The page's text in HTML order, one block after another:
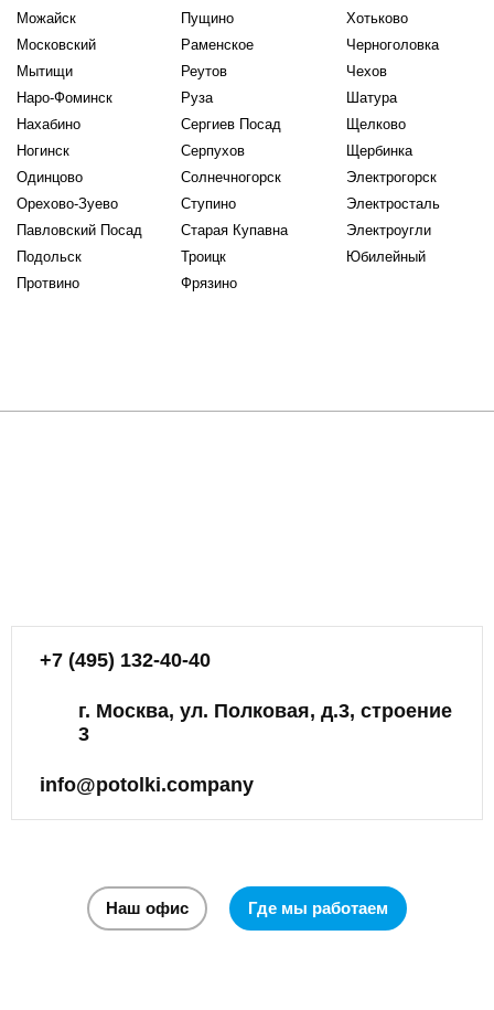
Можайск
Московский
Мытищи
Наро-Фоминск
Нахабино
Ногинск
Одинцово
Орехово-Зуево
Павловский Посад
Подольск
Протвино
Пущино
Раменское
Реутов
Руза
Сергиев Посад
Серпухов
Солнечногорск
Ступино
Старая Купавна
Троицк
Фрязино
Хотьково
Черноголовка
Чехов
Шатура
Щелково
Щербинка
Электрогорск
Электросталь
Электроугли
Юбилейный
+7 (495) 132-40-40
г. Москва, ул. Полковая, д.3, строение
3
info@potolki.company
Наш офис Где мы работаем